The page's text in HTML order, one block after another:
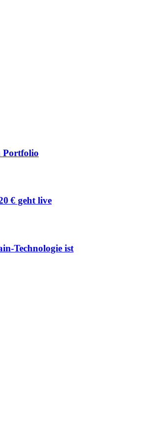
Portfolio
€ geht live
Technologie ist